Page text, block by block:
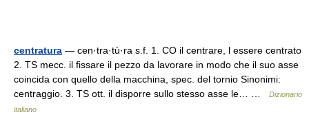
centratura — cen·tra·tù·ra s.f. 1. CO il centrare, l essere centrato
2. TS mecc. il fissare il pezzo da lavorare in modo che il suo asse
coincida con quello della macchina, spec. del tornio Sinonimi:
centraggio. 3. TS ott. il disporre sullo stesso asse le… …
Dizionario
italiano